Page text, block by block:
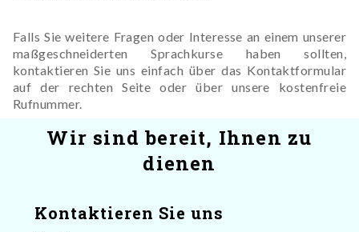
Falls Sie weitere Fragen oder Interesse an einem unserer
maßgeschneiderten Sprachkurse haben sollten,
kontaktieren Sie uns einfach über das Kontaktformular
auf der rechten Seite oder über unsere kostenfreie
Rufnummer.
Wir sind bereit, Ihnen zu
dienen
Kontaktieren Sie uns